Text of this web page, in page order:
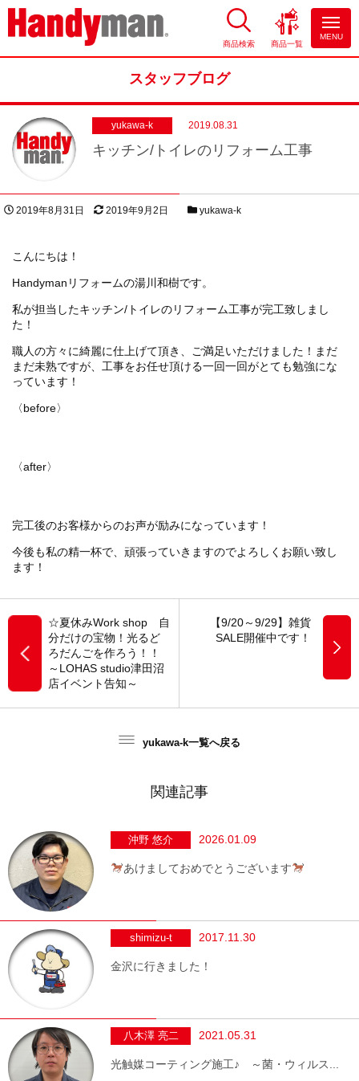
お風呂やキッチンのリフォーム
商品検索 商品一覧
MENU
スタッフブログ
yukawa-k 2019.08.31
キッチン/トイレのリフォーム工事
投稿日
2019年8月31日 更新日
2019年9月2日
スタッフブログカテゴリー
yukawa-k
こんにちは！
Handymanリフォームの湯川和樹です。
私が担当したキッチン/トイレのリフォーム工事が完工致しまし
た！
職人の方々に綺麗に仕上げて頂き、ご満足いただけました！まだ
まだ未熟ですが、工事をお任せ頂ける一回一回がとても勉強にな
っています！
〈before〉
〈after〉
完工後のお客様からのお声が励みになっています！
今後も私の精一杯で、頑張っていきますのでよろしくお願い致し
ます！
☆夏休みWork shop 自
分だけの宝物！光るど
ろだんごを作ろう！！
～LOHAS studio津田沼
店イベント告知～
【9/20～9/29】雑貨
SALE開催中です！
yukawa-k一覧へ戻る
関連記事
沖野 悠介 2026.01.09
あけましておめでとうございます
shimizu-t 2017.11.30
金沢に行きました！
八木澤 亮二 2021.05.31
光触媒コーティング施工♪ ～菌・ウィルス...